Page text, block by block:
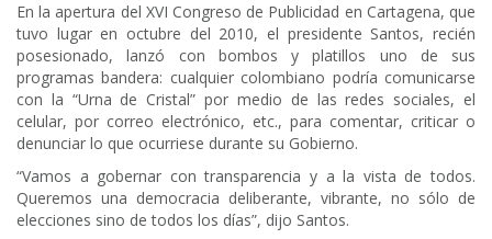
En la apertura del XVI Congreso de Publicidad en Cartagena, que
tuvo lugar en octubre del 2010, el presidente Santos, recién
posesionado, lanzó con bombos y platillos uno de sus
programas bandera: cualquier colombiano podría comunicarse
con la “Urna de Cristal” por medio de las redes sociales, el
celular, por correo electrónico, etc., para comentar, criticar o
denunciar lo que ocurriese durante su Gobierno.
“Vamos a gobernar con transparencia y a la vista de todos.
Queremos una democracia deliberante, vibrante, no sólo de
elecciones sino de todos los días”, dijo Santos.